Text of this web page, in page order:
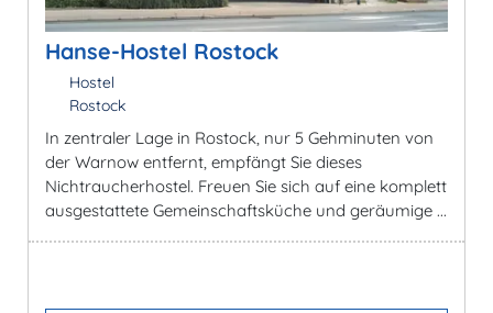
Hanse-Hostel Rostock
Hostel
Rostock
In zentraler Lage in Rostock, nur 5 Gehminuten von
der Warnow entfernt, empfängt Sie dieses
Nichtraucherhostel. Freuen Sie sich auf eine komplett
ausgestattete Gemeinschaftsküche und geräumige ...